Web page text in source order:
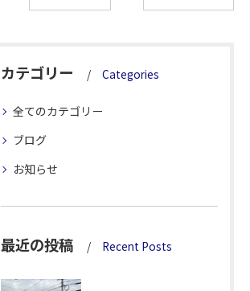
カテゴリー Categories
全てのカテゴリー
ブログ
お知らせ
最近の投稿 Recent Posts